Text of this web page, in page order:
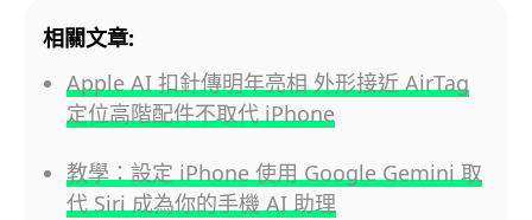
相關文章:
Apple AI 扣針傳明年亮相 外形接近 AirTag
定位高階配件不取代 iPhone
教學：設定 iPhone 使用 Google Gemini 取
代 Siri 成為你的手機 AI 助理